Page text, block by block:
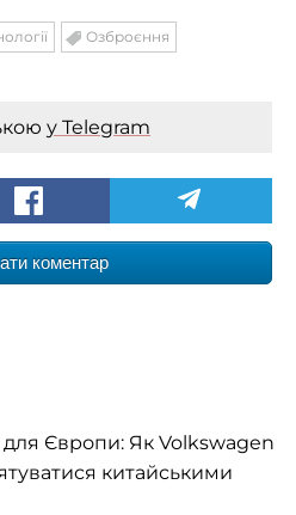
Озброєння
у Telegram
коментар
для Європи: Як Volkswagen
китайськими